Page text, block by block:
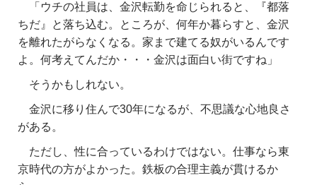
「ウチの社員は、金沢転勤を命じられると、『都落
ちだ』と落ち込む。ところが、何年か暮らすと、金沢
を離れたがらなくなる。家まで建てる奴がいるんです
よ。何考えてんだか・・・金沢は面白い街ですね」
そうかもしれない。
金沢に移り住んで30年になるが、不思議な心地良さ
がある。
ただし、性に合っているわけではない。仕事なら東
京時代の方がよかった。鉄板の合理主義が貫けるか